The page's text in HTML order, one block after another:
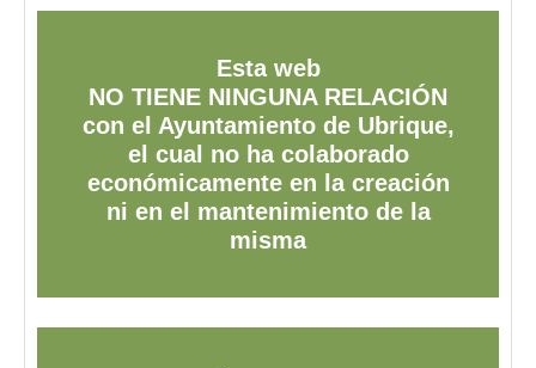
Esta web
NO TIENE NINGUNA RELACIÓN
con el Ayuntamiento de Ubrique,
el cual no ha colaborado
económicamente en la creación
ni en el mantenimiento de la
misma